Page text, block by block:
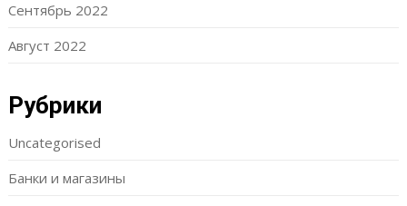
Сентябрь 2022
Август 2022
Рубрики
Uncategorised
Банки и магазины